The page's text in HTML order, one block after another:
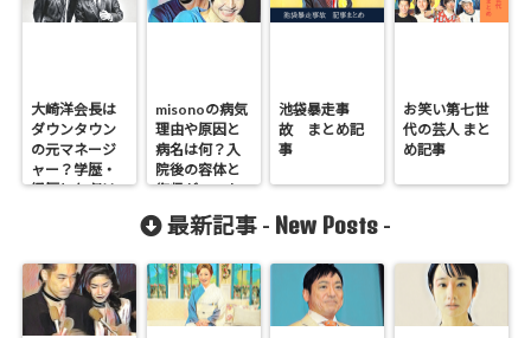
大崎洋会長は
ダウンタウン
の元マネージ
ャー？学歴・
経歴と年収は
misonoの病気
理由や原因と
病名は何？入
院後の容体と
復帰がいつか
も調査！
池袋暴走事
故 まとめ記
事
お笑い第七世
代の芸人 まと
め記事
最新記事 - New Posts -